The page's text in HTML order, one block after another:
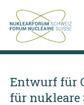
Entwurf für
für nukleare